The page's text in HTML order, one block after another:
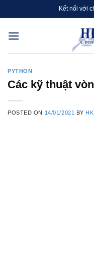
to
content
Kết nối với
PYTHON
Các kỹ thuật
POSTED ON 14/01/2021 BY